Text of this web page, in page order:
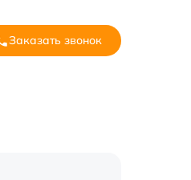
Заказать звонок